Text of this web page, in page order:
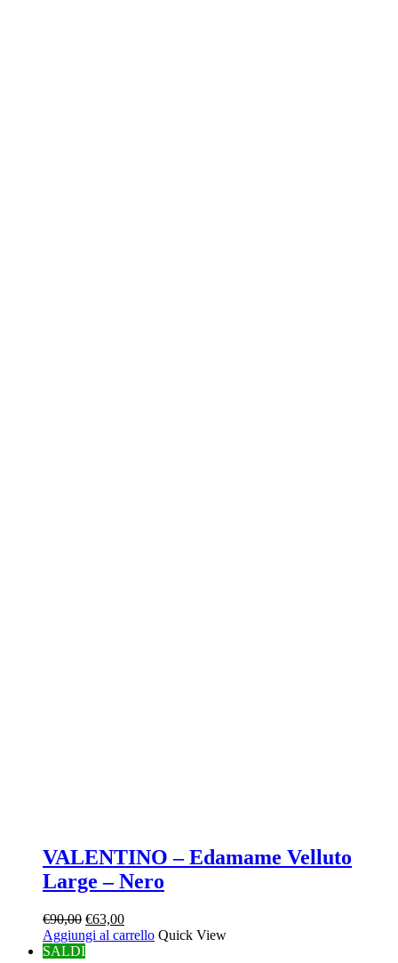
VALENTINO – Edamame Velluto
Large – Nero
€90,00 Il
prezzo
originale
€63,00Il
prezzo
Aggiungi al carrello Quick View
SALDI